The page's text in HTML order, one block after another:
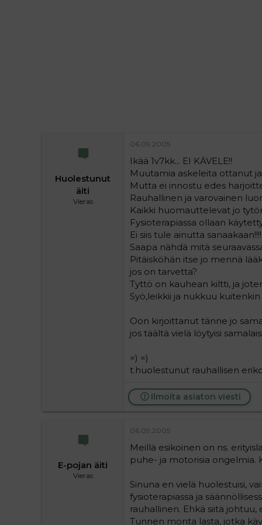
Huolestunut
äiti
Vieras
06.09.2005
Ikää 1v7kk... EI KÄVELE!!
Muutamia askeleita ottanut
Mutta ei innostu edes
Rauhallinen ja varovainen
Kaikki huomauttelevat jo
Fysioterapiassa ollaan
Ei siis tule ainutta sanaakaan!!!!
Saapa nähdä mitä
Pitäisköhän itse jo mennä
jos on tarvetta?
Tyttö on kauhean kiltti, ja
Syö,leikkii ja nukkuu
Oon kirjoittanut tänne jo
jos täältä vielä löytyisi
=) =)
t.huolestunut rauhallisen
Ilmoita asiaton viesti
E-pojan äiti
Vieras
06.09.2005
Meillä esikoinen on ns.
puhe- ja motorisia ongelmia.
Sinuna en vielä huolestuisi,
fysioterapiassa ja
rauhallinen. Ehkä siitä
Tunnen monta lasta, jotka